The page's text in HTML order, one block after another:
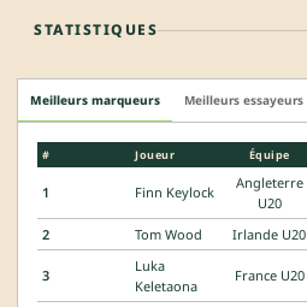
STATISTIQUES
Meilleurs marqueurs Meilleurs essayeurs
# Joueur Équipe
1 Finn Keylock
Angleterre
U20
2 Tom Wood Irlande U20
3
Luka
Keletaona
France U20